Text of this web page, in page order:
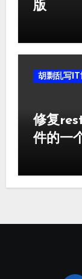
版
胡剽乱写IT
修复
件的一